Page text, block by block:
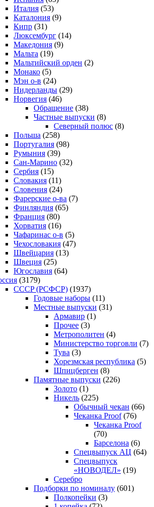
Италия (53)
Каталония (9)
Кипр (31)
Люксембург (14)
Македония (9)
Мальта (19)
Мальтийский орден (2)
Монако (5)
Мэн о-в (24)
Нидерланды (29)
Норвегия (46)
Обращение (38)
Частные выпуски (8)
Северный полюс (8)
Польша (258)
Португалия (98)
Румыния (39)
Сан-Марино (32)
Сербия (15)
Словакия (11)
Словения (24)
Фарерские о-ва (7)
Финляндия (65)
Франция (80)
Хорватия (16)
Чафаринас о-в (5)
Чехословакия (47)
Швейцария (13)
Швеция (25)
Югославия (64)
(3179)
CCCP (РСФСР) (1937)
Годовые наборы (11)
Местные выпуски (31)
Армавир (1)
Прочее (3)
Метрополитен (4)
Министерство торговли (7)
Тува (3)
Хорезмская республика (5)
Шпицберген (8)
Памятные выпуски (226)
Золото (1)
Никель (225)
Обычный чекан (66)
Чеканка Proof(76)
Чеканка Proof
(70)
Барселона (6)
Спецвыпуск АЦ (64)
Спецвыпуск
«НОВОДЕЛ» (19)
Серебро
Подборки по номиналу (601)
Полкопейки (3)